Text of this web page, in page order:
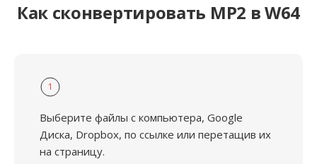
Как сконвертировать MP2 в W64
1
Выберите файлы с компьютера, Google
Диска, Dropbox, по ссылке или перетащив их
на страницу.